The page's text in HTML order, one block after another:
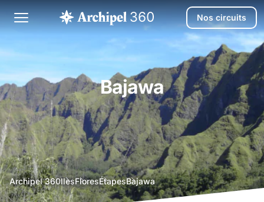
Nos circuits
Bajawa
Archipel 360agence
voyage
bali
IlesFloresÉtapesBajawa